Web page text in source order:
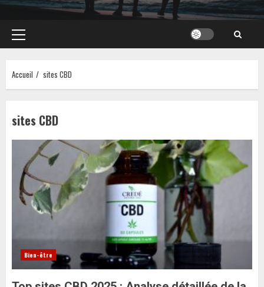
Menu
principal
Accueil sites CBD
sites CBD
Bien-être